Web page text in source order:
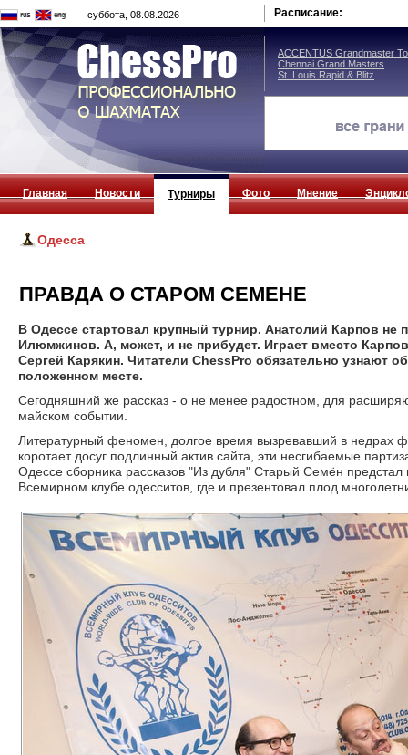
суббота, 08.08.2026 Расписание:
ACCENTUS Grandmaster
Chennai Grand Masters
St. Louis Rapid & Blitz
Главная Новости Турниры Фото Мнение
Одесса
ПРАВДА О СТАРОМ СЕМЕНЕ
В Одессе стартовал крупный турнир. Анатолий Карпов не
Илюмжинов. А, может, и не прибудет. Играет вместо
Сергей Карякин. Читатели ChessPro обязательно узнают
положенном месте.
Сегодняшний же рассказ - о не менее радостном, для
майском событии.
Литературный феномен, долгое время вызревавший в недрах
коротает досуг подлинный актив сайта, эти несгибаемые
Одессе сборника рассказов "Из дубля" Старый Семён
Всемирном клубе одесситов, где и презентовал плод